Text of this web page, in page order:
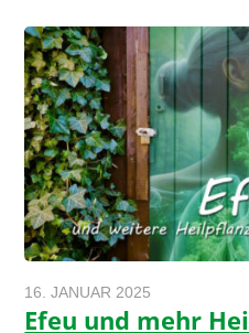
16. JANUAR 2025
Efeu und mehr